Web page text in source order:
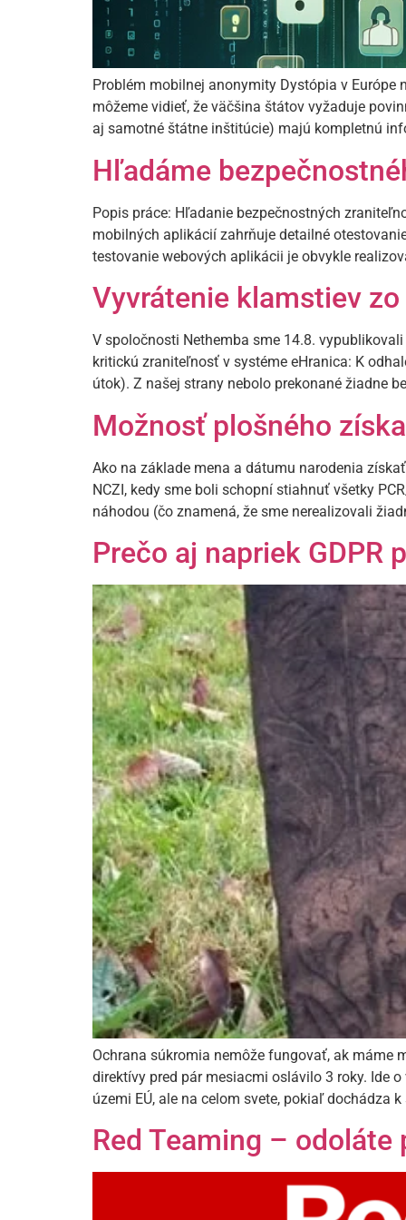
Problém mobilnej anonymity Dystópia v
môžeme vidieť, že väčšina štátov vyžaduje
aj samotné štátne inštitúcie) majú kompletnú
Hľadáme
Popis práce: Hľadanie bezpečnostných
mobilných aplikácií zahrňuje detailné
testovanie webových aplikácii je obvykle
Vyvrátenie klamstiev
V spoločnosti Nethemba sme 14.8.
kritickú zraniteľnosť v systéme eHranica: K
útok). Z našej strany nebolo prekonané žiadne
Možnosť plošného
Ako na základe mena a dátumu narodenia
NCZI, kedy sme boli schopní stiahnuť všetky
náhodou (čo znamená, že sme nerealizovali
Prečo aj napriek GDPR
Ochrana súkromia nemôže fungovať, ak máme
direktívy pred pár mesiacmi oslávilo 3 roky. Ide
územi EÚ, ale na celom svete, pokiaľ dochádza
Red Teaming –